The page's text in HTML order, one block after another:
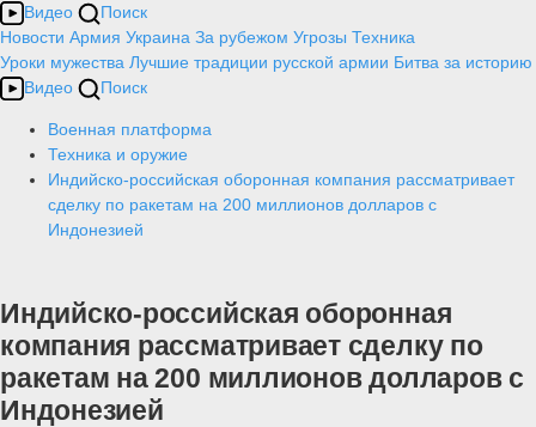
Видео
Поиск
Новости Армия Украина За рубежом Угрозы Техника
Уроки мужества Лучшие традиции русской армии Битва за историю
Видео
Поиск
Военная платформа
Техника и оружие
Индийско-российская оборонная компания рассматривает
сделку по ракетам на 200 миллионов долларов с
Индонезией
Индийско-российская оборонная
компания рассматривает сделку по
ракетам на 200 миллионов долларов с
Индонезией